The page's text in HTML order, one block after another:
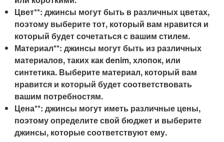
Цвет**: джинсы могут быть в различных цветах,
поэтому выберите тот, который вам нравится и
который будет сочетаться с вашим стилем.
Материал**: джинсы могут быть из различных
материалов, таких как denim, хлопок, или
синтетика. Выберите материал, который вам
нравится и который будет соответствовать
вашим потребностям.
Цена**: джинсы могут иметь различные цены,
поэтому определите свой бюджет и выберите
джинсы, которые соответствуют ему.